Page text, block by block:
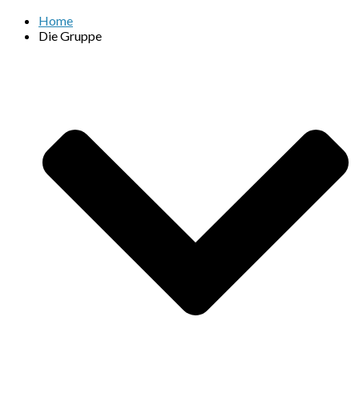
Home
Die Gruppe